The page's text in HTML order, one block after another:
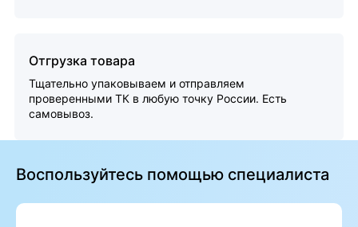
Отгрузка товара
Тщательно упаковываем и отправляем
проверенными ТК в любую точку России. Есть
самовывоз.
Воспользуйтесь помощью специалиста